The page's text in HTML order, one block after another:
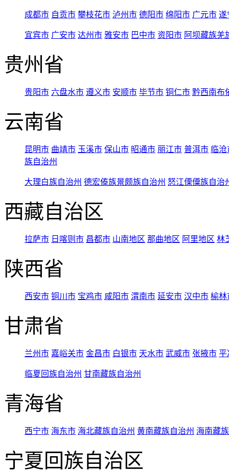
成都市 自贡市 攀枝花市 泸州市 德阳市 绵阳市 广元市 遂
宜宾市 广安市 达州市 雅安市 巴中市 资阳市 阿坝藏族羌
贵州省
贵阳市 六盘水市 遵义市 安顺市 毕节市 铜仁市 黔西南布
云南省
昆明市 曲靖市 玉溪市 保山市 昭通市 丽江市 普洱市 临
族自治州
大理白族自治州 德宏傣族景颇族自治州 怒江傈僳族自治
西藏自治区
拉萨市 日喀则市 昌都市 山南地区 那曲地区 阿里地区 林
陕西省
西安市 铜川市 宝鸡市 咸阳市 渭南市 延安市 汉中市 榆林
甘肃省
兰州市 嘉峪关市 金昌市 白银市 天水市 武威市 张掖市 平
临夏回族自治州 甘南藏族自治州
青海省
西宁市 海东市 海北藏族自治州 黄南藏族自治州 海南藏
宁夏回族自治区